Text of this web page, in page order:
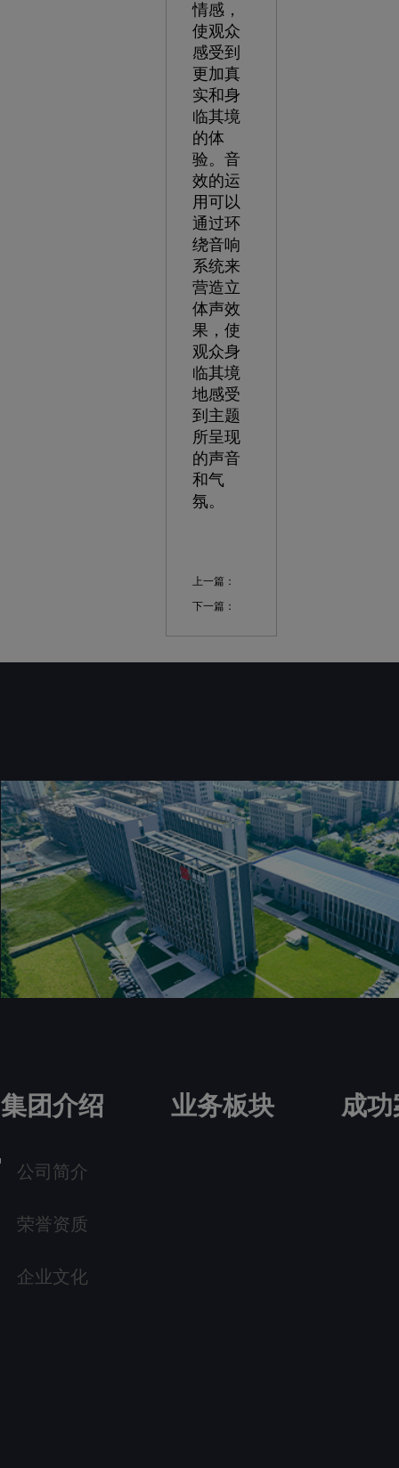
情感，
使观众
感受到
更加真
实和身
临其境
的体
验。音
效的运
用可以
通过环
绕音响
系统来
营造立
体声效
果，使
观众身
临其境
地感受
到主题
所呈现
的声音
和气
氛。
上一篇：
下一篇：
集团介绍
公司简介
荣誉资质
企业文化
业务板块 成